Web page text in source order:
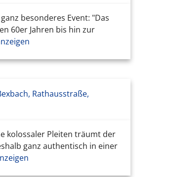
besonderes Event: "Das
60er Jahren bis hin zur
Rathausstraße,
kolossaler Pleiten träumt der
ganz authentisch in einer